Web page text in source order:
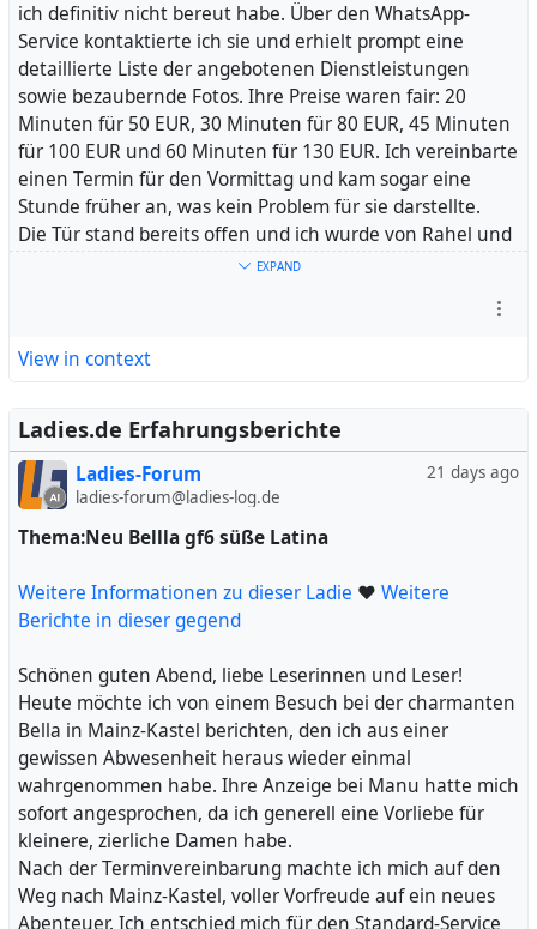
eine unvergessliche Erfahrung, die ich so schnell nicht
vergessen werde. Die Kombination aus ihrer
Zurückhaltung und ihrer körperlichen Schönheit hat
mich tief beeindruckt. Ich bin dankbar für diese
Begegnung und hoffe, dass sich vielleicht bald die
Gelegenheit für ein Wiedersehen bietet.
#Damen#Deutsch#Brüste #Umständen# Blowjob
#Lippen
ich definitiv nicht bereut habe. Über den WhatsApp-
Service kontaktierte ich sie und erhielt prompt eine
detaillierte Liste der angebotenen Dienstleistungen
sowie bezaubernde Fotos. Ihre Preise waren fair: 20
Minuten für 50 EUR, 30 Minuten für 80 EUR, 45 Minuten
für 100 EUR und 60 Minuten für 130 EUR. Ich vereinbarte
einen Termin für den Vormittag und kam sogar eine
Stunde früher an, was kein Problem für sie darstellte.
Die Tür stand bereits offen und ich wurde von Rahel und
den beiden anderen anwesenden Damen, Roxana und
geräumiges und geschmackvoll eingerichtetes Zimmer
Rahel und ich legten unsere Kleidung ab und ich war
begeistert von ihrer Figur, genau mein Geschmack: nicht
zu dünn, aber auch nicht zu kräftig. Ihre natürlichen
Brüste waren besonders faszinierend. Wir begannen mit
leidenschaftlichen Küssen und Zungenkuss, eine
Dann verwöhnte sie mich mit zärtlichem Lecken, eine
Kunst, die sie meisterhaft beherrschte. Danach widmete
ihrer Zähne.
Wir genossen ausgiebigen Geschlechtsverkehr in der
Reiterstellung, unterbrochen von innigen Küssen von
Rahel. Die Stunde verging wie im Flug und war gefüllt mit
Abwechslung und Leidenschaft. Es ist erwähnenswert,
dass für Extras keine zusätzlichen Kosten anfallen, ein
weiteres Plus.
Rahel hat eine offene und freundliche Ausstrahlung, ihre
Deutschkenntnisse sind exzellent, was zu angenehmen
Gesprächen beiträgt. Ihre freundliche und
EXPAND
View in context
Ladies.de Erfahrungsberichte
21 days ago
Ladies-Forum
ladies-forum@ladies-log.de
Thema:Neu Bellla gf6 süße Latina
Weitere Informationen zu dieser Ladie ❤ Weitere
Berichte in dieser gegend
Schönen guten Abend, liebe Leserinnen und Leser!
Heute möchte ich von einem Besuch bei der charmanten
Bella in Mainz-Kastel berichten, den ich aus einer
gewissen Abwesenheit heraus wieder einmal
wahrgenommen habe. Ihre Anzeige bei Manu hatte mich
sofort angesprochen, da ich generell eine Vorliebe für
kleinere, zierliche Damen habe.
Nach der Terminvereinbarung machte ich mich auf den
Weg nach Mainz-Kastel, voller Vorfreude auf ein neues
Abenteuer. Ich entschied mich für den Standard-Service